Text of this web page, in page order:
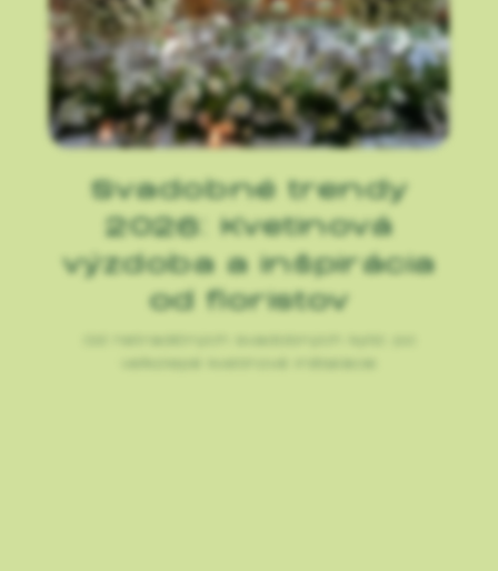
Svadobné trendy
2026: Kvetinová
výzdoba a inšpirácia
od floristov
Od netradičných svadobných kytíc po